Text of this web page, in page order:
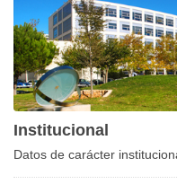
Institucional
Datos de carácter